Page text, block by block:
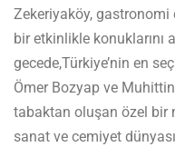
Zekeriyaköy, gastronomi
bir etkinlikle konuklarını
gecede,Türkiye’nin en
Ömer Bozyap ve
tabaktan oluşan özel bir
sanat ve cemiyet